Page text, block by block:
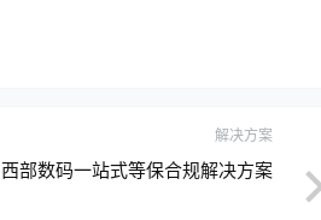
解决方案
西部数码一站式等保合规解决方案